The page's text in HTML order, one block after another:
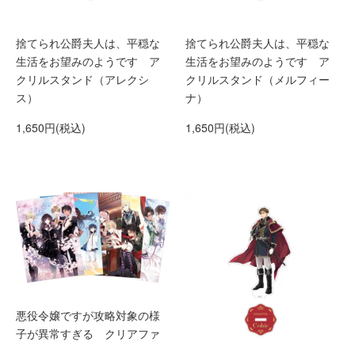
捨てられ公爵夫人は、平穏な
生活をお望みのようです ア
クリルスタンド（アレクシ
ス）
1,650円(税込)
捨てられ公爵夫人は、平穏な
生活をお望みのようです ア
クリルスタンド（メルフィー
ナ）
1,650円(税込)
悪役令嬢ですが攻略対象の様
子が異常すぎる クリアファ